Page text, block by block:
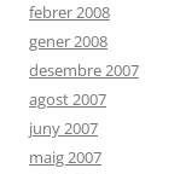
febrer 2008
gener 2008
desembre 2007
agost 2007
juny 2007
maig 2007